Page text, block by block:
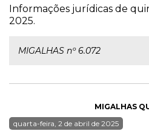
Informações jurídicas de
2025.
MIGALHAS nº 6.072
MIGALHAS
quarta-feira, 2 de abril de 2025